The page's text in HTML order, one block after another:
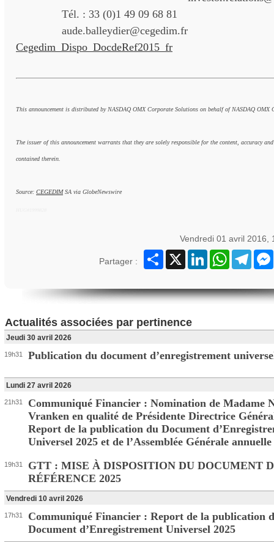
Tél. : 33 (0)1 49 09 68 81
aude.balleydier@cegedim.fr
Cegedim_Dispo_DocdeRef2015_fr
This announcement is distributed by NASDAQ OMX Corporate Solutions on behalf of NASDAQ OMX
The issuer of this announcement warrants that they are solely responsible for the content, accuracy
contained therein.
Source: CEGEDIMSA via GlobeNewswire
Vendredi 01 avril 2016,
Partager :
Partager
X LinkedInWhatsApp
Actualités associées par pertinence
Jeudi 30 avril 2026
19h31 Publication du document d’enregistrement
Lundi 27 avril 2026
21h31
Communiqué Financier : Nomination de Madame
Vranken en qualité de Présidente Directrice
Report de la publication du Document
Universel 2025 et de l’Assemblée Générale annuelle
19h31
GTT : MISE À DISPOSITION DU DOCUMENT
RÉFÉRENCE 2025
Vendredi 10 avril 2026
17h31
Communiqué Financier : Report de la publication
Document d’Enregistrement Universel 2025